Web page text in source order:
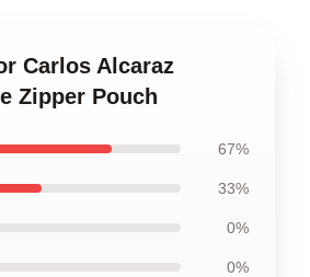
Carlos Alcaraz
Zipper Pouch
67%
33%
0%
0%